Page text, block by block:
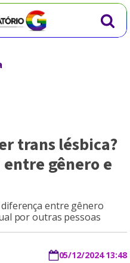
trans lésbica?
gênero e
entre gênero
por outras pessoas
05/12/2024 13:48